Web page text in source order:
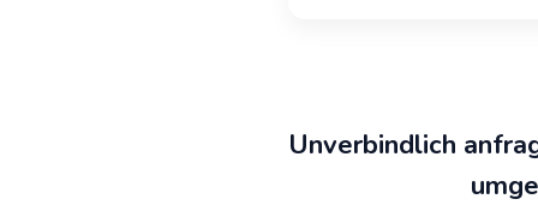
Unverbindlich